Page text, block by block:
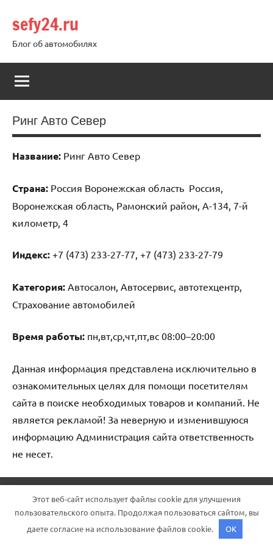
содержимому
sefy24.ru
Блог об автомобилях
Ринг Авто Север
Название: Ринг Авто Север
Страна: Россия Воронежская область Россия,
Воронежская область, Рамонский район, А-134, 7-й
километр, 4
Индекс: +7 (473) 233-27-77, +7 (473) 233-27-79
Категория: Автосалон, Автосервис, автотехцентр,
Страхование автомобилей
Время работы: пн,вт,ср,чт,пт,вс 08:00–20:00
Данная информация представлена исключительно в
ознакомительных целях для помощи посетителям
сайта в поиске необходимых товаров и компаний. Не
является рекламой! За неверную и изменившуюся
информацию Администрация сайта ответственность
не несет.
Этот веб-сайт использует файлы cookie для улучшения
пользовательского опыта. Продолжая пользоваться сайтом, вы
даете согласие на использование файлов cookie.
OK